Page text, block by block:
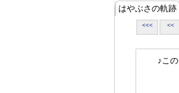
はやぶさの軌跡
<<< <<
♪この